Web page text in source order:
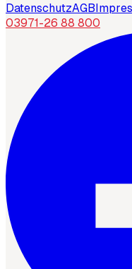
DatenschutzAGB
03971-26 88 800